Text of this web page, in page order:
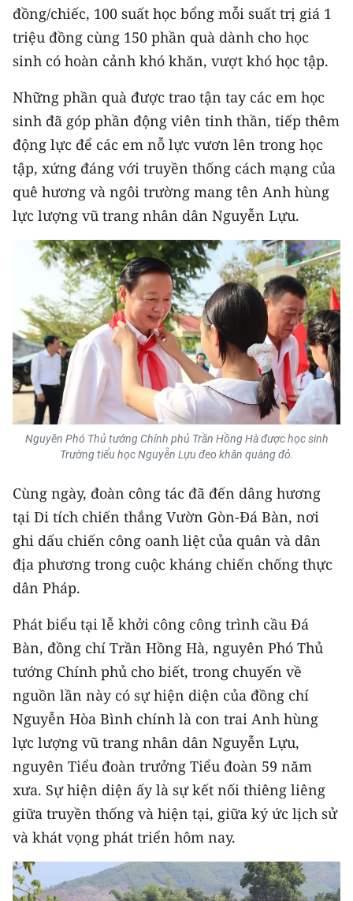
Media Y tế
Media Khoa học - Công nghệ
Media Môi trường
Ảnh
Infographic
TIN MỚI
TIN ĐỊA PHƯƠNG
Trung du và miền núi phía Bắc
Đồng bằng sông Hồng
Bắc Trung Bộ
Duyên hải Nam Trung Bộ và Tây
Nguyên
Đông Nam Bộ
Chuyên trang Hà Nội
Chuyên trang TP. Hồ Chí Minh
CHUYÊN ĐỀ
CÁC CHUYÊN TRANG
VỀ BÁO NHÂN DÂN
THỜI NAY
NHÂN DÂN CUỐI TUẦN
NHÂN DÂN HẰNG THÁNG
MUA BÁO
ĐỌC BÁO IN
đồng/chiếc, 100 suất học bổng mỗi suất trị giá 1
triệu đồng cùng 150 phần quà dành cho học
sinh có hoàn cảnh khó khăn, vượt khó học tập.
Những phần quà được trao tận tay các em học
sinh đã góp phần động viên tinh thần, tiếp thêm
động lực để các em nỗ lực vươn lên trong học
tập, xứng đáng với truyền thống cách mạng của
quê hương và ngôi trường mang tên Anh hùng
lực lượng vũ trang nhân dân Nguyễn Lựu.
Nguyên Phó Thủ tướng Chính phủ Trần Hồng Hà được học sinh
Trường tiểu học Nguyễn Lựu đeo khăn quàng đỏ.
Cùng ngày, đoàn công tác đã đến dâng hương
tại Di tích chiến thắng Vườn Gòn-Đá Bàn, nơi
ghi dấu chiến công oanh liệt của quân và dân
địa phương trong cuộc kháng chiến chống thực
dân Pháp.
Phát biểu tại lễ khởi công công trình cầu Đá
Bàn, đồng chí Trần Hồng Hà, nguyên Phó Thủ
tướng Chính phủ cho biết, trong chuyến về
nguồn lần này có sự hiện diện của đồng chí
Nguyễn Hòa Bình chính là con trai Anh hùng
lực lượng vũ trang nhân dân Nguyễn Lựu,
nguyên Tiểu đoàn trưởng Tiểu đoàn 59 năm
xưa. Sự hiện diện ấy là sự kết nối thiêng liêng
giữa truyền thống và hiện tại, giữa ký ức lịch sử
và khát vọng phát triển hôm nay.